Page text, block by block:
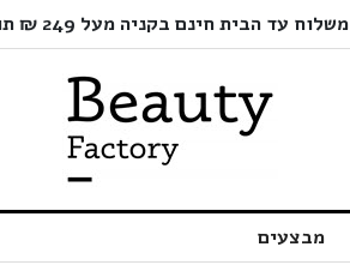
משלוח עד הבית חינם בקניה מעל 249 ₪ תוך 1-5 ימי עסקים בלבד!
מבצעים